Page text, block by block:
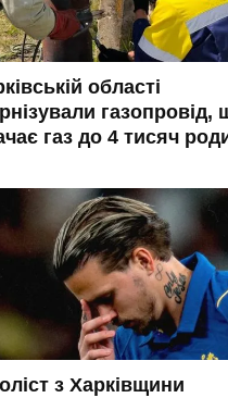
області
газопровід,
газ до 4 тисяч
з Харківщини